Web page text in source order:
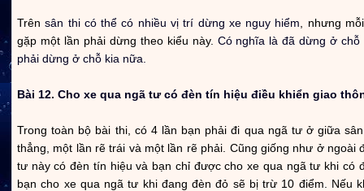
Trênsân thi có thể có nhiều vị trí dừng xe nguy hiểm , nhưng
gặp một lần phải dừng theo kiểu này. Có nghĩa là đã dừng ở chỗ
phải dừng ở chỗ kia nữa.
Bài 12. Cho xe qua ngã tư có đèn tín hiệu điều khiển giao
Trong toàn bộ bài thi, có 4 lần bạn phải đi qua ngã tư ở giữa
thẳng, một lần rẽ trái và một lần rẽ phải. Cũng giống như ở ngoài
tư này có đèn tín hiệu và bạn chỉ được cho xe qua ngã tư khi có
bạn cho xe qua ngã tư khi đang đèn đỏ sẽ bị trừ 10 điểm. Nếu